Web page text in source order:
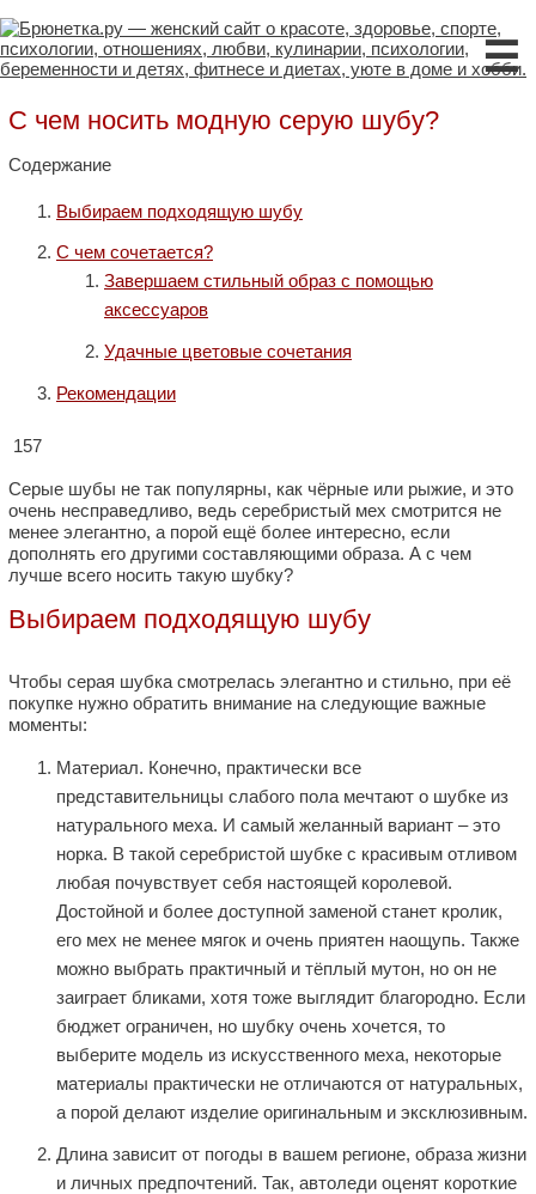
☰
С чем носить модную серую шубу?
Содержание
Выбираем подходящую шубу
С чем сочетается?
Завершаем стильный образ с помощью
аксессуаров
Удачные цветовые сочетания
Рекомендации
157
Серые шубы не так популярны, как чёрные или рыжие, и это
очень несправедливо, ведь серебристый мех смотрится не
менее элегантно, а порой ещё более интересно, если
дополнять его другими составляющими образа. А с чем
лучше всего носить такую шубку?
Выбираем подходящую шубу
Чтобы серая шубка смотрелась элегантно и стильно, при её
покупке нужно обратить внимание на следующие важные
моменты:
Материал. Конечно, практически все
представительницы слабого пола мечтают о шубке из
натурального меха. И самый желанный вариант – это
норка. В такой серебристой шубке с красивым отливом
любая почувствует себя настоящей королевой.
Достойной и более доступной заменой станет кролик,
его мех не менее мягок и очень приятен наощупь. Также
можно выбрать практичный и тёплый мутон, но он не
заиграет бликами, хотя тоже выглядит благородно. Если
бюджет ограничен, но шубку очень хочется, то
выберите модель из искусственного меха, некоторые
материалы практически не отличаются от натуральных,
а порой делают изделие оригинальным и эксклюзивным.
Длина зависит от погоды в вашем регионе, образа жизни
и личных предпочтений. Так, автоледи оценят короткие